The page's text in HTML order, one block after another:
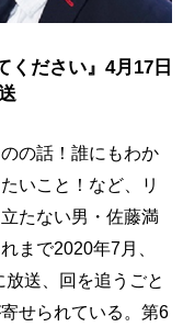
ください』4月17日
の話！誰にもわか
いこと！など、リ
たない男・佐藤満
まで2020年7月、
送、回を追うごと
せられている。第6